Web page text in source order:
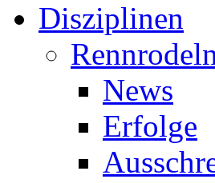
Disziplinen
News
Erfolge